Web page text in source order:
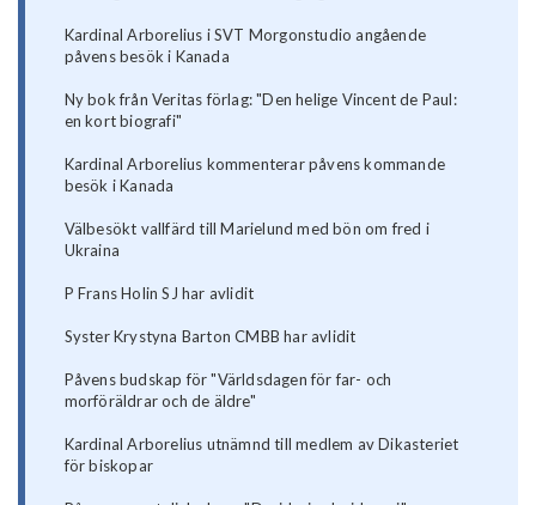
Kardinal Arborelius i SVT Morgonstudio angående
påvens besök i Kanada
Ny bok från Veritas förlag: "Den helige Vincent de Paul:
en kort biografi"
Kardinal Arborelius kommenterar påvens kommande
besök i Kanada
Välbesökt vallfärd till Marielund med bön om fred i
Ukraina
P Frans Holin SJ har avlidit
Syster Krystyna Barton CMBB har avlidit
Påvens budskap för "Världsdagen för far- och
morföräldrar och de äldre"
Kardinal Arborelius utnämnd till medlem av Dikasteriet
för biskopar